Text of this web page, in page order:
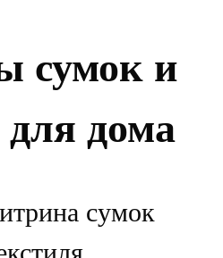
сумок и
для дома
сумок